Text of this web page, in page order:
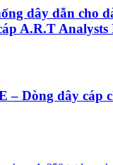
dây dẫn cho
A.R.T Analysts
– Dòng dây cáp